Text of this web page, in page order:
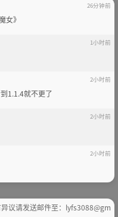
26分钟前
女》
1小时前
2小时前
1.1.4就不更了
2小时前
2小时前
议请发送邮件至：lyfs3088@gm